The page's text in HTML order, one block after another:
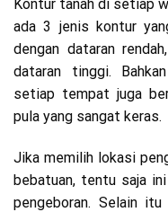
Kontur tanah di setiap
ada 3 jenis kontur
dengan dataran
dataran tinggi.
setiap tempat juga
pula yang sangat keras.
Jika memilih lokasi
bebatuan, tentu saja
pengeboran. Selain